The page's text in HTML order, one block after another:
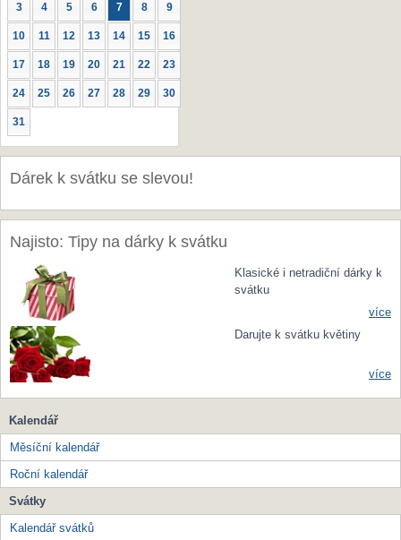
3 4 5 6 7 8 9
10 11 12 13 14 15 16
17 18 19 20 21 22 23
24 25 26 27 28 29 30
31
Dárek k svátku se slevou!
Najisto: Tipy na dárky k svátku
Klasické i netradiční dárky k
svátku
více
Darujte k svátku květiny
více
Kalendář
Měsíční kalendář
Roční kalendář
Svátky
Kalendář svátků